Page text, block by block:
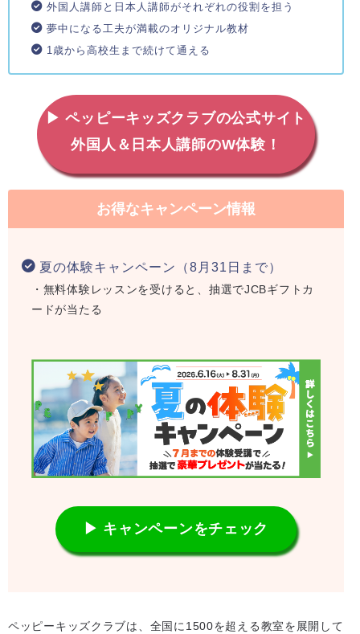
外国人講師と日本人講師がそれぞれの役割を担う
夢中になる工夫が満載のオリジナル教材
1歳から高校生まで続けて通える
▶ ペッピーキッズクラブの公式サイト
外国人＆日本人講師のW体験！
お得なキャンペーン情報
夏の体験キャンペーン（8月31日まで）
・無料体験レッスンを受けると、抽選でJCBギフトカ
ードが当たる
▶ キャンペーンをチェック
ペッピーキッズクラブは、全国に1500を超える教室を展開して